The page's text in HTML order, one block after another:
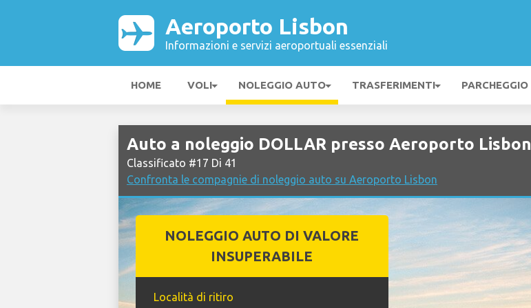
Aeroporto Lisbon
Informazioni e servizi aeroportuali essenziali
HOME VOLI NOLEGGIO AUTO TRASFERIMENTI PARCHEGGIO
Auto a noleggio DOLLAR presso Aeroporto Lisbon
Classificato #17 Di 41
Confronta le compagnie di noleggio auto su Aeroporto Lisbon
NOLEGGIO AUTO DI VALORE
INSUPERABILE
Località di ritiro